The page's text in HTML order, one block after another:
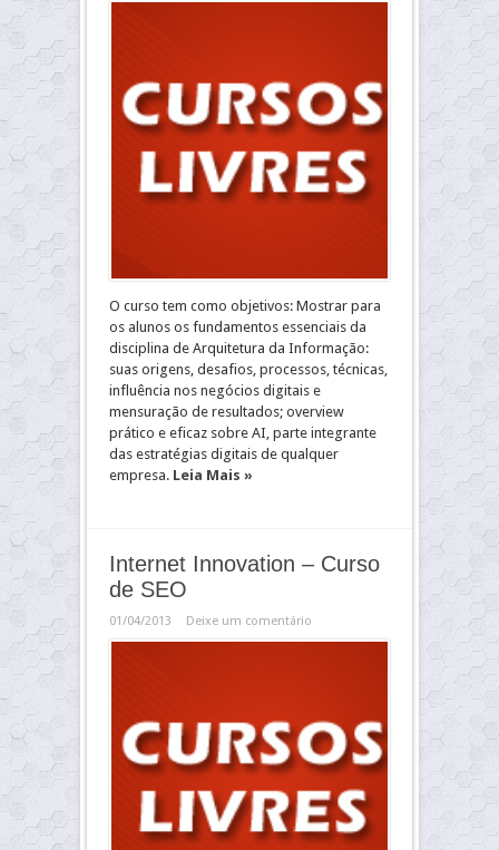
O curso tem como objetivos: Mostrar para
os alunos os fundamentos essenciais da
disciplina de Arquitetura da Informação:
suas origens, desafios, processos, técnicas,
influência nos negócios digitais e
mensuração de resultados; overview
prático e eficaz sobre AI, parte integrante
das estratégias digitais de qualquer
empresa. Leia Mais »
Internet Innovation – Curso
de SEO
01/04/2013 Deixe um comentário